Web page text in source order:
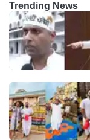
Trending News